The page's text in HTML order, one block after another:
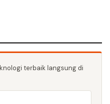
terbaik langsung di